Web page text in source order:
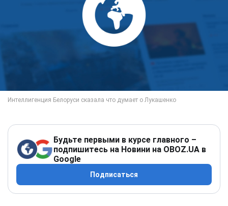
Будьте первыми в курсе главного –
подпишитесь на Новини на OBOZ.UA в
Google
Подписаться